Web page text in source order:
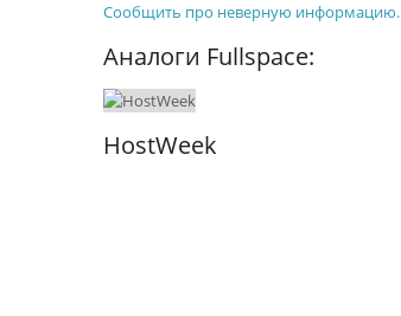
Сообщить про неверную информацию.
Аналоги Fullspace:
HostWeek